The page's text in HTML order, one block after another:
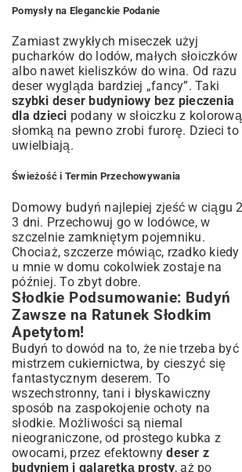
Pomysły na Eleganckie Podanie
Zamiast zwykłych miseczek użyj
pucharków do lodów, małych słoiczków
albo nawet kieliszków do wina. Od razu
deser wygląda bardziej „fancy”. Taki
szybki deser budyniowy bez pieczenia
dla dzieci podany w słoiczku z kolorową
słomką na pewno zrobi furorę. Dzieci to
uwielbiają.
Świeżość i Termin Przechowywania
Domowy budyń najlepiej zjeść w ciągu
3 dni. Przechowuj go w lodówce, w
szczelnie zamkniętym pojemniku.
Chociaż, szczerze mówiąc, rzadko kiedy
u mnie w domu cokolwiek zostaje na
później. To zbyt dobre.
Słodkie Podsumowanie: Budyń
Zawsze na Ratunek Słodkim
Apetytom!
Budyń to dowód na to, że nie trzeba być
mistrzem cukiernictwa, by cieszyć się
fantastycznym deserem. To
wszechstronny, tani i błyskawiczny
sposób na zaspokojenie ochoty na
słodkie. Możliwości są niemal
nieograniczone, od prostego kubka z
owocami, przez efektownydeser z
budyniem i galaretką prosty, aż po